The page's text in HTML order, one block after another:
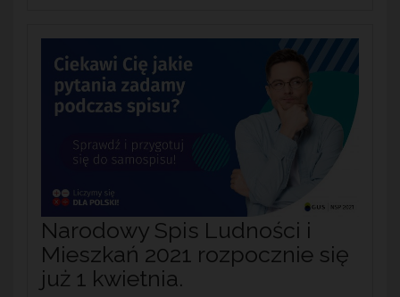
Narodowy Spis Ludności i
Mieszkań 2021 rozpocznie się
już 1 kwietnia.